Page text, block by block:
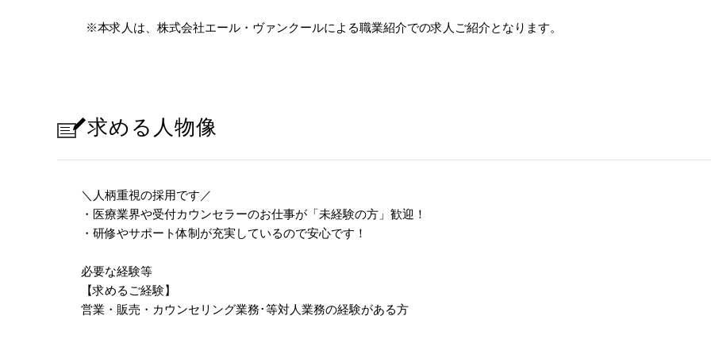
※本求人は、株式会社エール・ヴァンクールによる職業紹介での求人ご紹介となります。
求める人物像
＼人柄重視の採用です／
・医療業界や受付カウンセラーのお仕事が「未経験の方」歓迎！
・研修やサポート体制が充実しているので安心です！
必要な経験等
【求めるご経験】
営業・販売・カウンセリング業務･等対人業務の経験がある方